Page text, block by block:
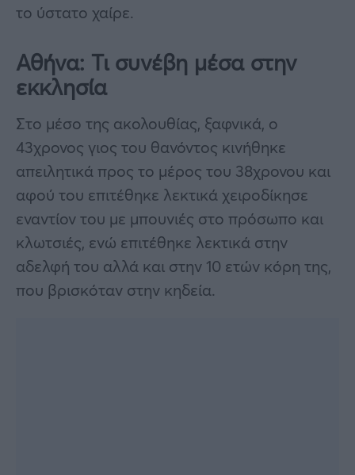
το ύστατο χαίρε.
Αθήνα: Τι συνέβη μέσα στην
εκκλησία
Στο μέσο της ακολουθίας, ξαφνικά, ο
43χρονος γιος του θανόντος κινήθηκε
απειλητικά προς το μέρος του 38χρονου και
αφού του επιτέθηκε λεκτικά χειροδίκησε
εναντίον του με μπουνιές στο πρόσωπο και
κλωτσιές, ενώ επιτέθηκε λεκτικά στην
αδελφή του αλλά και στην 10 ετών κόρη της,
που βρισκόταν στην κηδεία.